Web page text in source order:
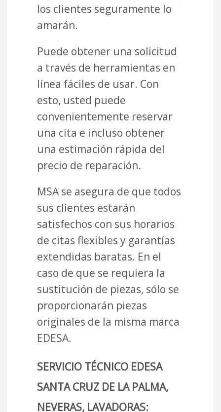
los clientes seguramente lo
amarán.
Puede obtener una solicitud
a través de herramientas en
línea fáciles de usar. Con
esto, usted puede
convenientemente reservar
una cita e incluso obtener
una estimación rápida del
precio de reparación.
MSA se asegura de que todos
sus clientes estarán
satisfechos con sus horarios
de citas flexibles y garantías
extendidas baratas. En el
caso de que se requiera la
sustitución de piezas, sólo se
proporcionarán piezas
originales de la misma marca
EDESA.
SERVICIO TÉCNICO EDESA
SANTA CRUZ DE LA PALMA,
NEVERAS, LAVADORAS: